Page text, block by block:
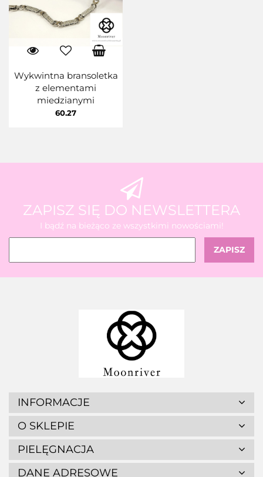
Wykwintna bransoletka
z elementami
miedzianymi
60.27
ZAPISZ SIĘ DO NEWSLETTERA
I bądź na bieżąco ze wszystkimi nowościami!
INFORMACJE
O SKLEPIE
PIELĘGNACJA
DANE ADRESOWE